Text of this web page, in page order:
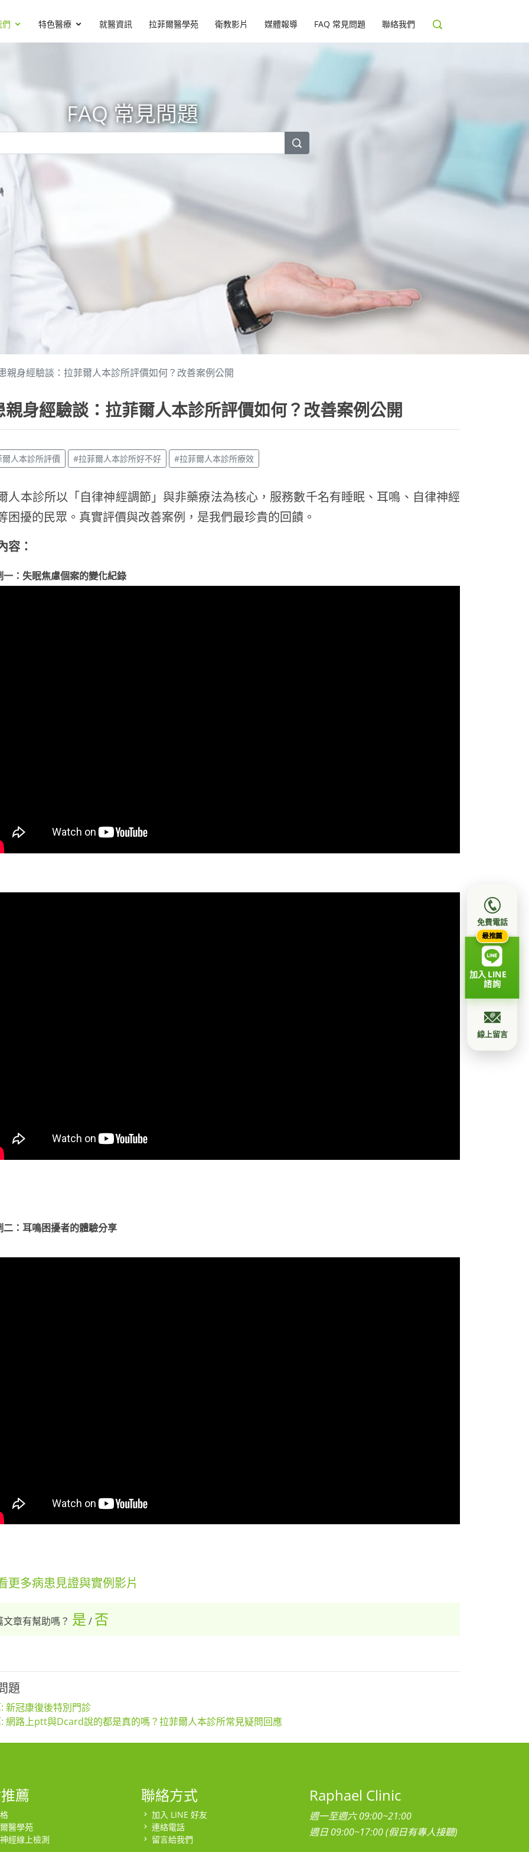
們 特色醫療 就醫資訊 拉菲爾醫學苑 衛教影片 媒體報導 FAQ 常見問題 聯絡我們
FAQ 常見問題
親身經驗談：拉菲爾人本診所評價如何？改善案例公開
親身經驗談：拉菲爾人本診所評價如何？改善案例公開
人本診所評價 #拉菲爾人本診所好不好 #拉菲爾人本診所療效
人本診所以「自律神經調節」與非藥療法為核心，服務數千名有睡眠、耳鳴、自律神經
困擾的民眾。真實評價與改善案例，是我們最珍貴的回饋。
容：
一：失眠焦慮個案的變化紀錄
二：耳鳴困擾者的體驗分享
更多病患見證與實例影片
文章有幫助嗎？ 是 / 否
題
新冠康復後特別門診
網路上ptt與Dcard說的都是真的嗎？拉菲爾人本診所常見疑問回應
薦
醫學苑
經線上檢測
聯絡方式
加入 LINE 好友
連絡電話
留言給我們
Raphael Clinic
週一至週六 09:00~21:00
週日 09:00~17:00 (假日有專人接聽)
免費電話
最推薦
加入 LINE
諮詢
線上留言